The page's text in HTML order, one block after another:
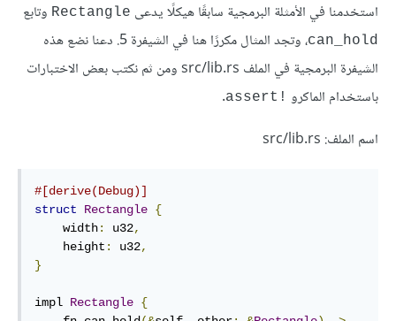
استخدمنا في الأمثلة البرمجية سابقًا هيكلًا يدعى Rectangle وتابع
can_hold
، وتجد المثال مكررًا هنا في الشيفرة 5. دعنا نضع هذه
الشيفرة البرمجية في الملف src/lib.rs ومن ثم نكتب بعض الاختبارات
باستخدام الماكرو assert!‎
.
اسم الملف: src/lib.rs
#[derive(Debug)]
struct
Rectangle {
    width
: u32,
    height
: u32,
}
impl Rectangle {